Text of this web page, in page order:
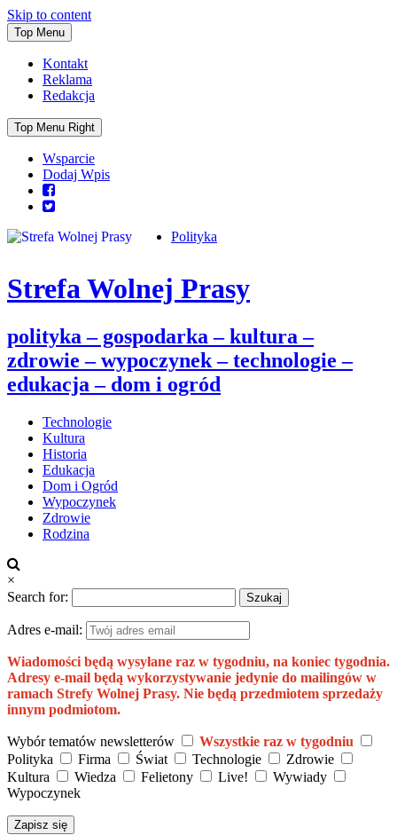
Skip to content
Top Menu
Kontakt
Reklama
Redakcja
Top Menu Right
Wsparcie
Dodaj Wpis
Strefa Wolnej Prasy
polityka – gospodarka – kultura –
zdrowie – wypoczynek – technologie –
edukacja – dom i ogród
Polityka
Technologie
Kultura
Historia
Edukacja
Dom i Ogród
Wypoczynek
Zdrowie
Rodzina
×
Search for:
Adres e-mail:
Wiadomości będą wysyłane raz w tygodniu, na koniec tygodnia.
Adresy e-mail będą wykorzystywanie jedynie do mailingów w
ramach Strefy Wolnej Prasy. Nie będą przedmiotem sprzedaży
innym podmiotom.
Wybór tematów newsletterów
Wszystkie raz w tygodniu
Polityka
Firma Świat Technologie
Zdrowie
Kultura
Wiedza Felietony Live!
Wywiady
Wypoczynek